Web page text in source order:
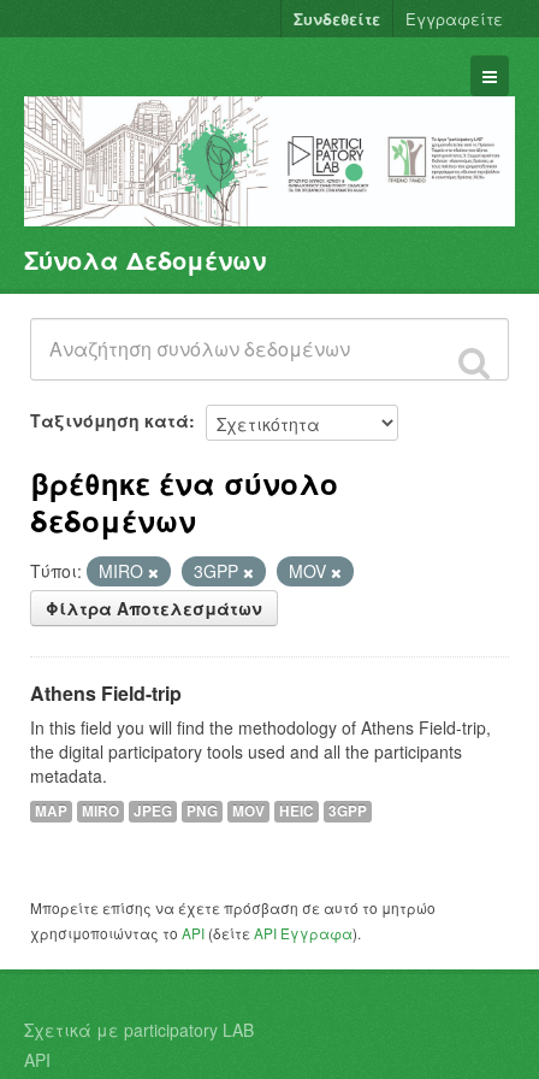
Συνδεθείτε Εγγραφείτε
Σύνολα Δεδομένων
Φορείς
Ομάδες
Σχετικά
Σύνολα Δεδομένων
Ταξινόμηση κατά
βρέθηκε ένα σύνολο
δεδομένων
Τύποι: MIRO 3GPP
MOV
Φίλτρα Αποτελεσμάτων
Athens Field-trip
In this field you will find the methodology of Athens Field-trip,
the digital participatory tools used and all the participants
metadata.
MAP MIRO JPEG PNG MOV HEIC 3GPP
Μπορείτε επίσης να έχετε πρόσβαση σε αυτό το μητρώο
χρησιμοποιώντας το API (δείτε API Έγγραφα).
Σχετικά με participatory LAB
API